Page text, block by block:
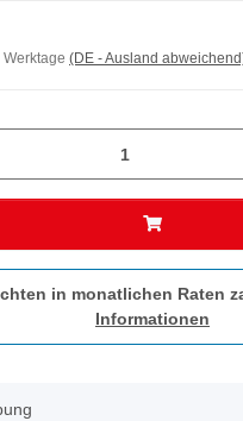
Werktage (DE - Ausland
in monatlichen Raten
Informationen